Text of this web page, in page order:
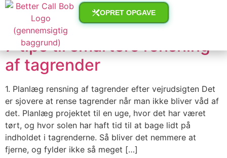
OPRET OPGAVE
Arkiver:Indhold
7 tips til smartere rensning
af tagrender
1. Planlæg rensning af tagrender efter vejrudsigten Det
er sjovere at rense tagrender når man ikke bliver våd af
det. Planlæg projektet til en uge, hvor det har været
tørt, og hvor solen har haft tid til at bage lidt på
indholdet i tagrenderne. Så bliver det nemmere at
fjerne, og fylder ikke så meget […]